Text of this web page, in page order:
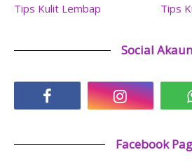
Tips Kulit Lembap
Tips
Social Akaun
Facebook